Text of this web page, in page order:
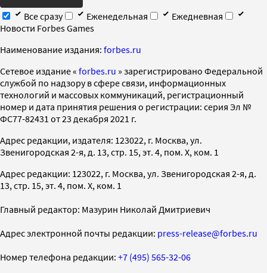
Все сразу
Еженедельная
Ежедневная
Новости Forbes Games
Наименование издания: forbes.ru
Cетевое издание « forbes.ru » зарегистрировано Федеральной
службой по надзору в сфере связи, информационных
технологий и массовых коммуникаций, регистрационный
номер и дата принятия решения о регистрации: серия Эл №
ФС77-82431 от 23 декабря 2021 г.
Адрес редакции, издателя: 123022, г. Москва, ул.
Звенигородская 2-я, д. 13, стр. 15, эт. 4, пом. X, ком. 1
Адрес редакции: 123022, г. Москва, ул. Звенигородская 2-я, д.
13, стр. 15, эт. 4, пом. X, ком. 1
Главный редактор: Мазурин Николай Дмитриевич
Адрес электронной почты редакции: press-release@forbes.ru
Номер телефона редакции: +7 (495) 565-32-06